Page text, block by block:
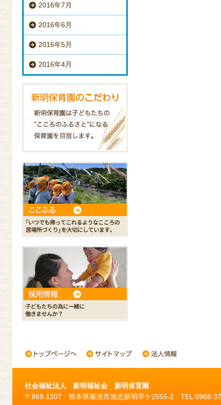
2016年7月
2016年6月
2016年5月
2016年4月
社会福祉法人 新明福祉会 新明保育園
〒869-1207 熊本県菊池市旭志新明早ケ2555-2 TEL:0968-